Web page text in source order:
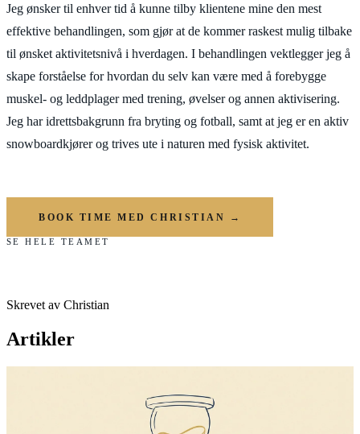
Jeg ønsker til enhver tid å kunne tilby klientene mine den mest
effektive behandlingen, som gjør at de kommer raskest mulig tilbake
til ønsket aktivitetsnivå i hverdagen. I behandlingen vektlegger jeg å
skape forståelse for hvordan du selv kan være med å forebygge
muskel- og leddplager med trening, øvelser og annen aktivisering.
Jeg har idrettsbakgrunn fra bryting og fotball, samt at jeg er en aktiv
snowboardkjører og trives ute i naturen med fysisk aktivitet.
BOOK TIME MED CHRISTIAN →
SE HELE TEAMET
Skrevet av Christian
Artikler